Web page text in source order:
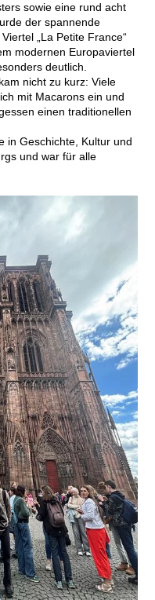
sowie eine rund acht
der spannende
„La Petite France“
modernen Europaviertel
deutlich.
nicht zu kurz: Viele
mit Macarons ein und
einen traditionellen
in Geschichte, Kultur und
und war für alle